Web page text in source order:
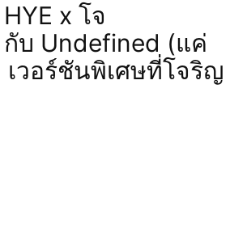
x โจ
บ Undefined (แค่
เวอร์ชันพิเศษที่โจริญ